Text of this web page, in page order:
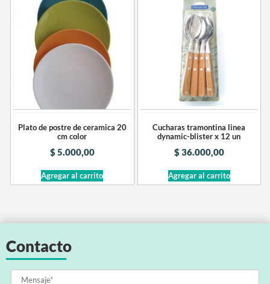
Plato de postre de ceramica 20
cm color
$5.000,00
Agregar al carrito
Cucharas tramontina linea
dynamic-blister x 12 un
$36.000,00
Agregar al carrito
Contacto